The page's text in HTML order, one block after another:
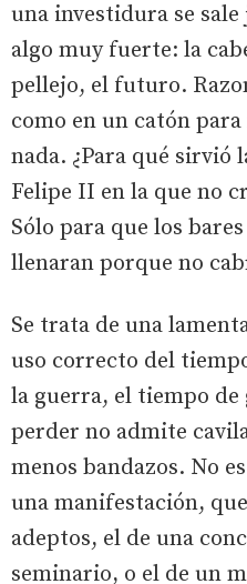
una investidura se
algo muy fuerte: la
pellejo, el futuro.
como en un catón
nada. ¿Para qué sirvió
Felipe II en la que no
Sólo para que los
llenaran porque no
Se trata de una
uso correcto del
la guerra, el tiempo de
perder no admite
menos bandazos. No
una manifestación,
adeptos, el de una
seminario, o el de un